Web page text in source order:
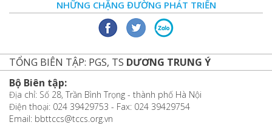
NHỮNG CHẶNG ĐƯỜNG PHÁT TRIỂN
TỔNG BIÊN TẬP: PGS, TS DƯƠNG TRUNG Ý
Bộ Biên tập:
Địa chỉ: Số 28, Trần Bình Trọng - thành phố Hà Nội
Điện thoại: 024 39429753 - Fax: 024 39429754
Email: bbttccs@tccs.org.vn